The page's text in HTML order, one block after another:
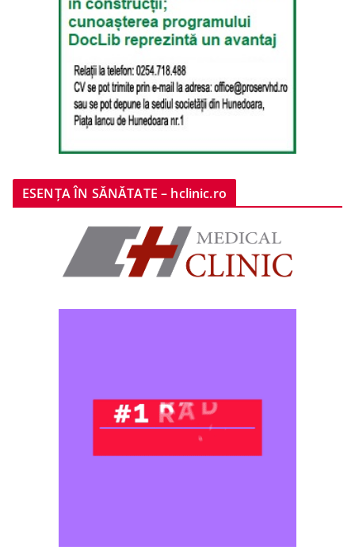
ESENȚA ÎN SĂNĂTATE – hclinic.ro